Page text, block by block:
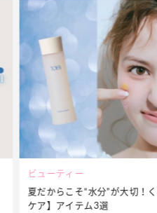
ビューティー
夏だからこそ“水分”が大切！
ケア】アイテム3選